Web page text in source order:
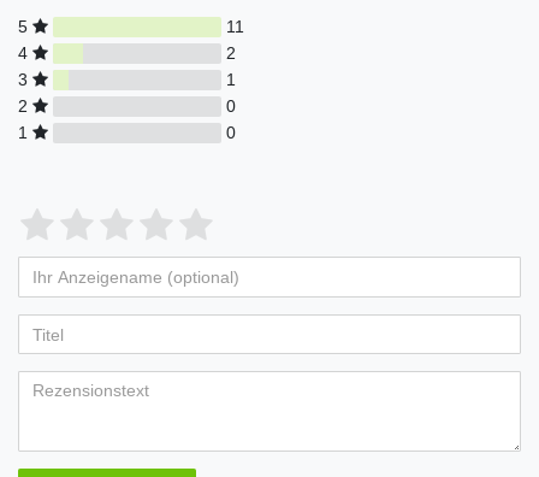
5
11
4
2
3
1
2
0
1
0
Bewertungssterne
von
5
Bewertungssternen
4
von
5
Bewertungssternen
3
von
5
Bewertungssternen
2
von
5
Bewertungssternen
1
von
5
Bewertungssternen
Anzeigename
(optional)